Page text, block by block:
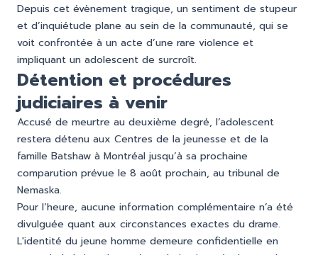
Depuis cet évènement tragique, un sentiment de stupeur
et d’inquiétude plane au sein de la communauté, qui se
voit confrontée à un acte d’une rare violence et
impliquant un adolescent de surcroît.
Détention et procédures
judiciaires à venir
Accusé de meurtre au deuxième degré, l’adolescent
restera détenu aux Centres de la jeunesse et de la
famille Batshaw à Montréal jusqu’à sa prochaine
comparution prévue le 8 août prochain, au tribunal de
Nemaska.
Pour l’heure, aucune information complémentaire n’a été
divulguée quant aux circonstances exactes du drame.
L'identité du jeune homme demeure confidentielle en